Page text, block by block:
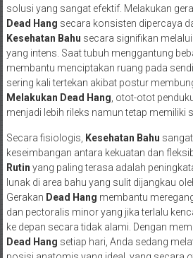
solusi yang sangat efektif. Melakukan
Dead Hang secara konsisten dipercaya
Kesehatan Bahu secara signifikan
yang intens. Saat tubuh menggantung
membantu menciptakan ruang pada
sering kali tertekan akibat postur
Melakukan Dead Hang , otot-otot
menjadi lebih rileks namun tetap memiliki
Secara fisiologis, Kesehatan Bahu
keseimbangan antara kekuatan dan
Rutin yang paling terasa adalah
lunak di area bahu yang sulit dijangkau
Gerakan Dead Hang membantu
dan pectoralis minor yang jika terlalu
ke depan secara tidak alami. Dengan
Dead Hang setiap hari, Anda sedang